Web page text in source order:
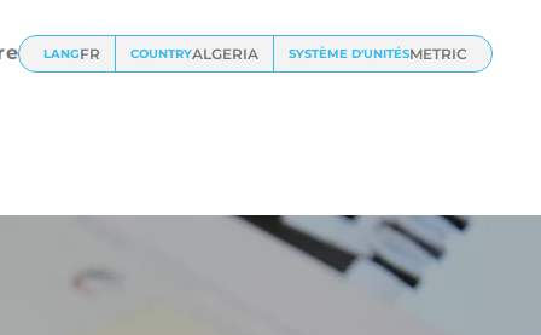
LANGFR COUNTRYALGERIA SYSTÈME D'UNITÉSMETRIC